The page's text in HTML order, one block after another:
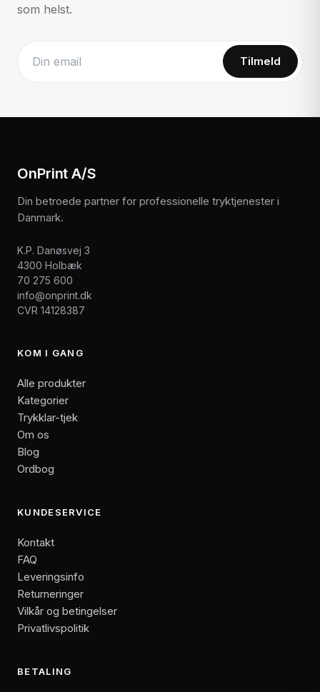
som helst.
Tilmeld
OnPrint A/S
Din betroede partner for professionelle tryktjenester i
Danmark.
K.P. Danøsvej 3
4300 Holbæk
70 275 600
info@onprint.dk
CVR 14128387
KOM I GANG
Alle produkter
Kategorier
Trykklar-tjek
Om os
Blog
Ordbog
KUNDESERVICE
Kontakt
FAQ
Leveringsinfo
Returneringer
Vilkår og betingelser
Privatlivspolitik
BETALING